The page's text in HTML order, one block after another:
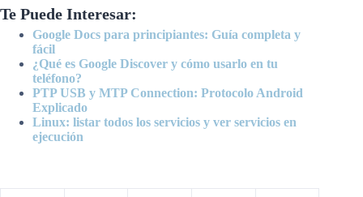
Te Puede Interesar:
Google Docs para principiantes: Guía completa y
fácil
¿Qué es Google Discover y cómo usarlo en tu
teléfono?
PTP USB y MTP Connection: Protocolo Android
Explicado
Linux: listar todos los servicios y ver servicios en
ejecución